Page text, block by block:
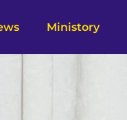
Ministory